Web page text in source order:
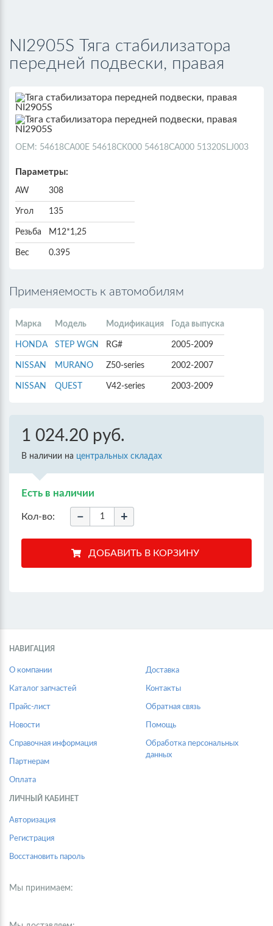
NI2905S Тяга стабилизатора
передней подвески, правая
ОЕМ: 54618CA00E 54618CK000 54618CA000 51320SLJ003
Параметры:
AW 308
Угол 135
Резьба М12*1,25
Вес 0.395
Применяемость к автомобилям
Марка Модель Модификация Года выпуска
HONDA STEP WGN RG# 2005-2009
NISSAN MURANO Z50-series 2002-2007
NISSAN QUEST V42-series 2003-2009
1 024.20 руб.
В наличии на центральных складах
Есть в наличии
Кол-во: − +
НАВИГАЦИЯ
О компании
Каталог запчастей
Прайс-лист
Новости
Справочная информация
Партнерам
Оплата
Доставка
Контакты
Обратная связь
Помощь
Обработка персональных
данных
ЛИЧНЫЙ КАБИНЕТ
Авторизация
Регистрация
Восстановить пароль
Мы принимаем: